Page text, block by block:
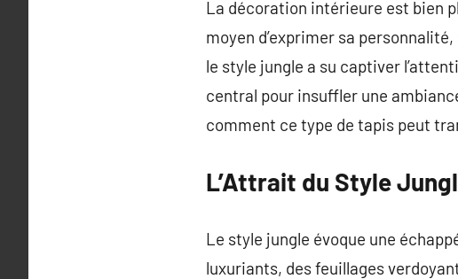
La décoration intérieure est bien
moyen d’exprimer sa
le style jungle a su captiver
central pour insuffler une
comment ce type de tapis peut
L’Attrait du Style
Le style jungle évoque une
luxuriants, des feuillages